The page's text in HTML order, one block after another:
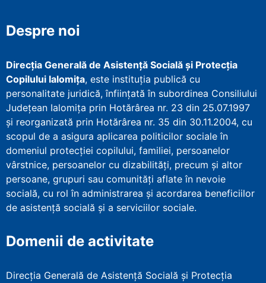
Despre noi
Direcţia Generală de Asistenţă Socială şi Protecţia
Copilului Ialomița, este instituţia publică cu
personalitate juridică, înfiinţată în subordinea Consiliului
Județean Ialomița prin Hotărârea nr. 23 din 25.07.1997
şi reorganizată prin Hotărârea nr. 35 din 30.11.2004, cu
scopul de a asigura aplicarea politicilor sociale în
domeniul protecţiei copilului, familiei, persoanelor
vârstnice, persoanelor cu dizabilităţi, precum şi altor
persoane, grupuri sau comunităţi aflate în nevoie
socială, cu rol în administrarea şi acordarea beneficiilor
de asistenţă socială şi a serviciilor sociale.
Domenii de activitate
Direcția Generală de Asistență Socială și Protecția